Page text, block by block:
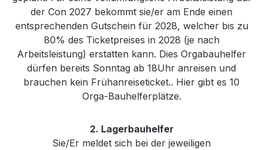
der Con 2027 bekommt sie/er am Ende einen
entsprechenden Gutschein für 2028, welcher bis zu
80% des Ticketpreises in 2028 (je nach
Arbeitsleistung) erstatten kann. Dies Orgabauhelfer
dürfen bereits Sonntag ab 18Uhr anreisen und
brauchen kein Frühanreiseticket.. Hier gibt es 10
Orga-Bauhelferplätze.
2. Lagerbauhelfer
Sie/Er meldet sich bei der jeweiligen